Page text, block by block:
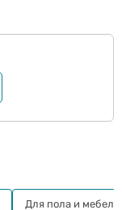
Для пола и мебели